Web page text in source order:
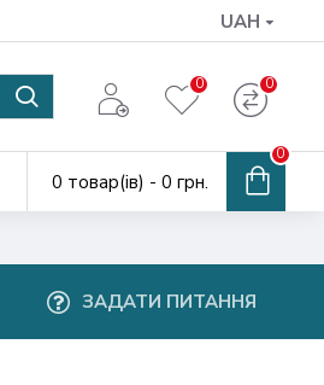
UAH
0 0
0 товар(ів) - 0 грн.
0
ЗАДАТИ ПИТАННЯ